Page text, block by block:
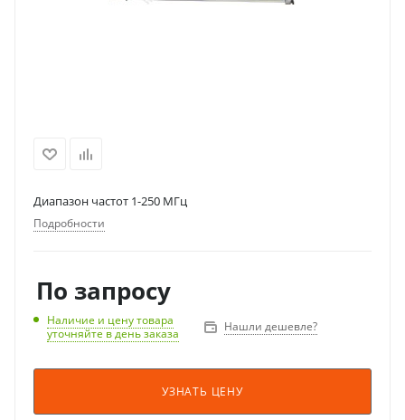
Диапазон частот 1-250 МГц
Подробности
По запросу
Наличие и цену товара
уточняйте в день заказа
Нашли дешевле?
УЗНАТЬ ЦЕНУ